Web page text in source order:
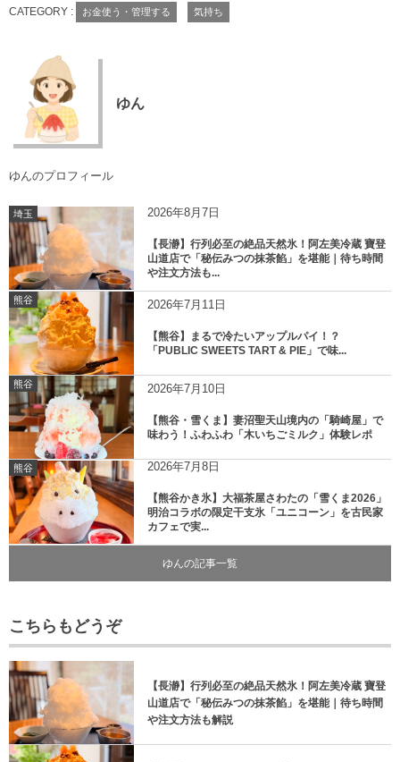
CATEGORY : お金使う・管理する 気持ち
ゆん
ゆんのプロフィール
埼玉 2026年8月7日
【長瀞】行列必至の絶品天然氷！阿左美冷蔵 寶登
山道店で「秘伝みつの抹茶餡」を堪能｜待ち時間
や注文方法も...
熊谷 2026年7月11日
【熊谷】まるで冷たいアップルパイ！？
「PUBLIC SWEETS TART & PIE」で味...
熊谷 2026年7月10日
【熊谷・雪くま】妻沼聖天山境内の「騎崎屋」で
味わう！ふわふわ「木いちごミルク」体験レポ
熊谷 2026年7月8日
【熊谷かき氷】大福茶屋さわたの「雪くま2026」
明治コラボの限定干支氷「ユニコーン」を古民家
カフェで実...
ゆんの記事一覧
こちらもどうぞ
【長瀞】行列必至の絶品天然氷！阿左美冷蔵 寶登
山道店で「秘伝みつの抹茶餡」を堪能｜待ち時間
や注文方法も解説